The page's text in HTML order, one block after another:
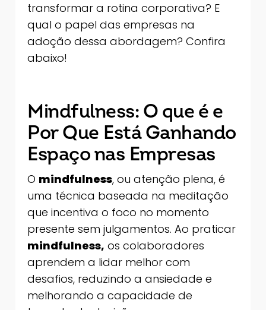
transformar a rotina corporativa? E
qual o papel das empresas na
adoção dessa abordagem? Confira
abaixo!
Mindfulness: O que é e
Por Que Está Ganhando
Espaço nas Empresas
O mindfulness, ou atenção plena, é
uma técnica baseada na meditação
que incentiva o foco no momento
presente sem julgamentos. Ao praticar
mindfulness, os colaboradores
aprendem a lidar melhor com
desafios, reduzindo a ansiedade e
melhorando a capacidade de